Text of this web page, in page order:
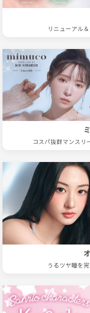
リニューアル
コスパ抜群マンスリ
うるツヤ瞳を